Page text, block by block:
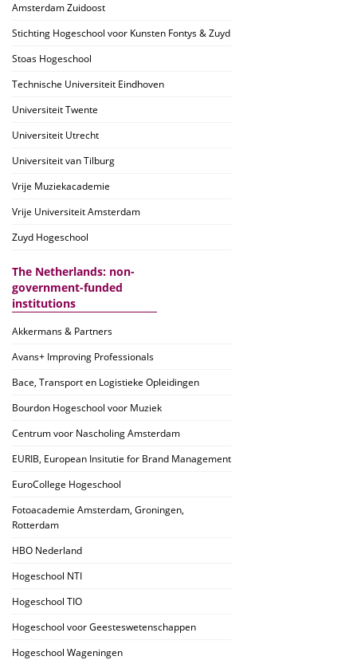
Amsterdam Zuidoost
Stichting Hogeschool voor Kunsten Fontys & Zuyd
Stoas Hogeschool
Technische Universiteit Eindhoven
Universiteit Twente
Universiteit Utrecht
Universiteit van Tilburg
Vrije Muziekacademie
Vrije Universiteit Amsterdam
Zuyd Hogeschool
The Netherlands: non-
government-funded
institutions
Akkermans & Partners
Avans+ Improving Professionals
Bace, Transport en Logistieke Opleidingen
Bourdon Hogeschool voor Muziek
Centrum voor Nascholing Amsterdam
EURIB, European Insitutie for Brand Management
EuroCollege Hogeschool
Fotoacademie Amsterdam, Groningen,
Rotterdam
HBO Nederland
Hogeschool NTI
Hogeschool TIO
Hogeschool voor Geesteswetenschappen
Hogeschool Wageningen